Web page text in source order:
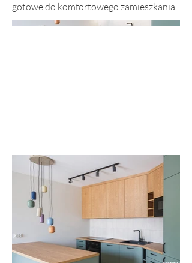
gotowe do komfortowego zamieszkania.